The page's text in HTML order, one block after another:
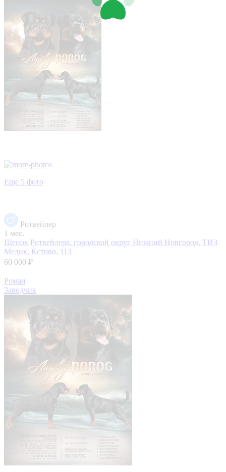
Еще 5 фото
Ротвейлер
1 мес.
Щенок Ротвейлера. городской округ Нижний Новгород, ТИЗ
Медик, Кстово, 113
60 000 ₽
Роман
Заводчик